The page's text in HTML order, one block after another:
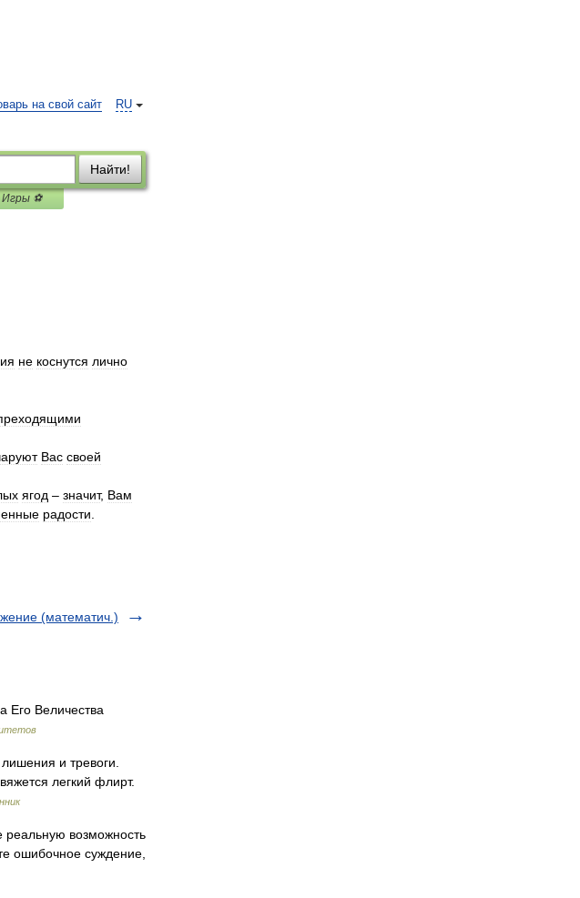
RU
на свой сайт
Найти!
Игры ⚽
не коснутся лично
Вас своей
ягод – значит, Вам
радости
(математич.)
Его Величества
и тревоги.
легкий флирт.
возможность
ошибочное суждение,